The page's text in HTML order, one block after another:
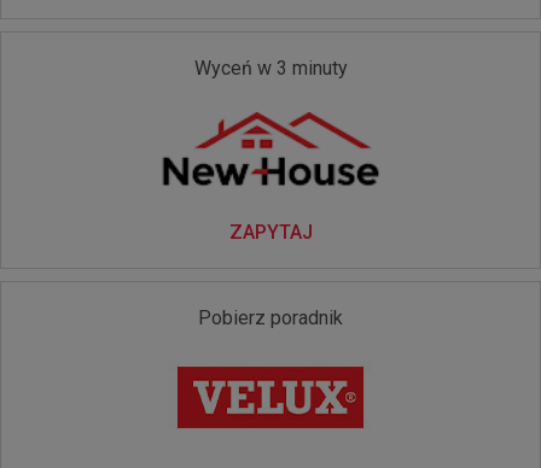
Wyceń w 3 minuty
ZAPYTAJ
Pobierz poradnik